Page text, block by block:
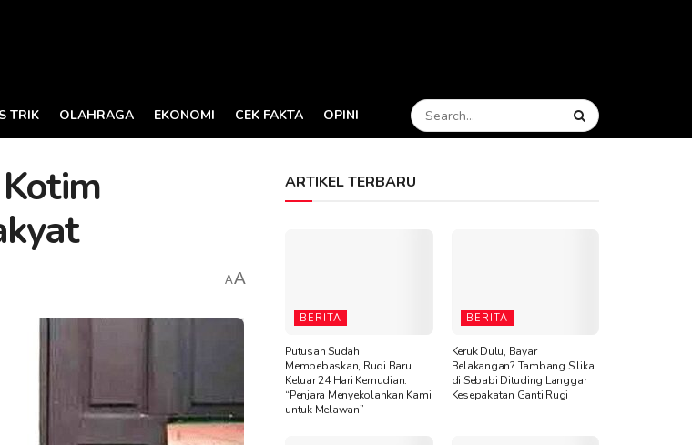
TRIK OLAHRAGA EKONOMI CEK FAKTA OPINI
AA
ARTIKEL TERBARU
BERITA
Putusan Sudah
Membebaskan, Rudi Baru
Keluar 24 Hari Kemudian:
“Penjara Menyekolahkan Kami
untuk Melawan”
BERITA
Keruk Dulu, Bayar
Belakangan? Tambang Silika
di Sebabi Dituding Langgar
Kesepakatan Ganti Rugi